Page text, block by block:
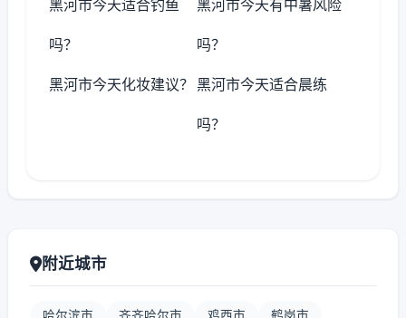
黑河市今天适合钓鱼
吗？
黑河市今天有中暑风险
吗？
黑河市今天化妆建议？ 黑河市今天适合晨练
吗？
附近城市